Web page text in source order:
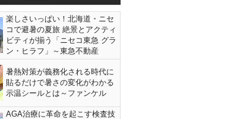
楽しさいっぱい！北海道・ニセ
コで避暑の夏旅 絶景とアクティ
ビティが揃う「ニセコ東急 グラ
ン・ヒラフ」～東急不動産
暑熱対策が義務化される時代に
貼るだけで暑さの変化がわかる
示温シールとは～ファンケル
AGA治療に革命を起こす検査技